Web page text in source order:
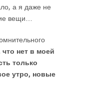
а я даже не
вещи…
нет в моей
только
утро, новые